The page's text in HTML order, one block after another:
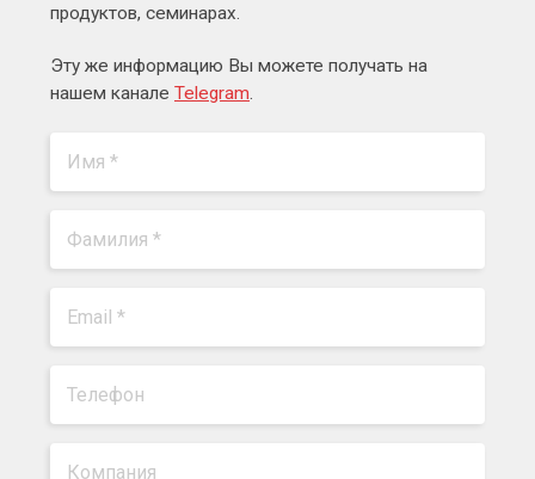
продуктов, семинарах.
Эту же информацию Вы можете получать на
нашем канале Telegram.